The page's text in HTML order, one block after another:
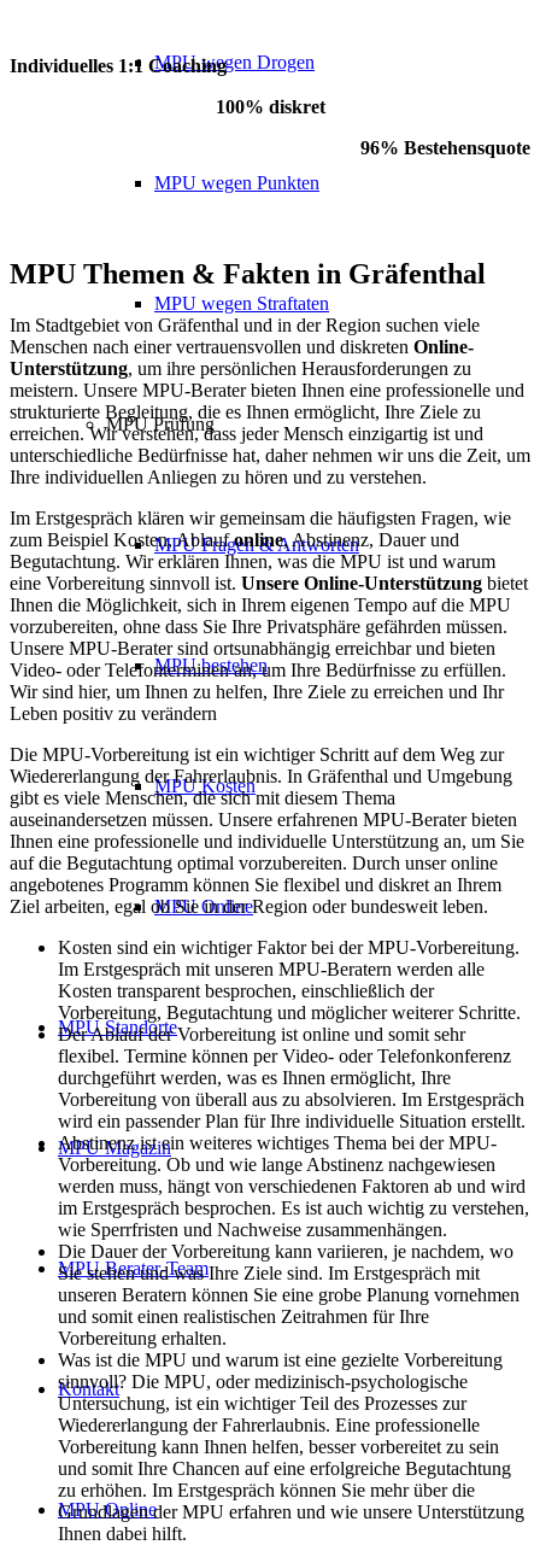
MPU wegen Drogen
MPU wegen Punkten
MPU wegen Straftaten
MPU Prüfung
MPU Fragen & Antworten
MPU bestehen
MPU Kosten
MPU Online
MPU Standorte
MPU Magazin
MPU Berater-Team
Kontakt
MPU Online
Individuelles 1:1 Coaching
100% diskret
96% Bestehensquote
MPU Themen & Fakten in Gräfenthal
Im Stadtgebiet von Gräfenthal und in der Region suchen viele
Menschen nach einer vertrauensvollen und diskreten Online-
Unterstützung, um ihre persönlichen Herausforderungen zu
meistern. Unsere MPU-Berater bieten Ihnen eine professionelle und
strukturierte Begleitung, die es Ihnen ermöglicht, Ihre Ziele zu
erreichen. Wir verstehen, dass jeder Mensch einzigartig ist und
unterschiedliche Bedürfnisse hat, daher nehmen wir uns die Zeit, um
Ihre individuellen Anliegen zu hören und zu verstehen.
Im Erstgespräch klären wir gemeinsam die häufigsten Fragen, wie
zum Beispiel Kosten, Ablaufonline, Abstinenz, Dauer und
Begutachtung. Wir erklären Ihnen, was die MPU ist und warum
eine Vorbereitung sinnvoll ist. Unsere Online-Unterstützung bietet
Ihnen die Möglichkeit, sich in Ihrem eigenen Tempo auf die MPU
vorzubereiten, ohne dass Sie Ihre Privatsphäre gefährden müssen.
Unsere MPU-Berater sind ortsunabhängig erreichbar und bieten
Video- oder Telefonterminen an, um Ihre Bedürfnisse zu erfüllen.
Wir sind hier, um Ihnen zu helfen, Ihre Ziele zu erreichen und Ihr
Leben positiv zu verändern
Die MPU-Vorbereitung ist ein wichtiger Schritt auf dem Weg zur
Wiedererlangung der Fahrerlaubnis. In Gräfenthal und Umgebung
gibt es viele Menschen, die sich mit diesem Thema
auseinandersetzen müssen. Unsere erfahrenen MPU-Berater bieten
Ihnen eine professionelle und individuelle Unterstützung an, um Sie
auf die Begutachtung optimal vorzubereiten. Durch unser online
angebotenes Programm können Sie flexibel und diskret an Ihrem
Ziel arbeiten, egal ob Sie in der Region oder bundesweit leben.
Kosten sind ein wichtiger Faktor bei der MPU-Vorbereitung.
Im Erstgespräch mit unseren MPU-Beratern werden alle
Kosten transparent besprochen, einschließlich der
Vorbereitung, Begutachtung und möglicher weiterer Schritte.
Der Ablauf der Vorbereitung ist online und somit sehr
flexibel. Termine können per Video- oder Telefonkonferenz
durchgeführt werden, was es Ihnen ermöglicht, Ihre
Vorbereitung von überall aus zu absolvieren. Im Erstgespräch
wird ein passender Plan für Ihre individuelle Situation erstellt.
Abstinenz ist ein weiteres wichtiges Thema bei der MPU-
Vorbereitung. Ob und wie lange Abstinenz nachgewiesen
werden muss, hängt von verschiedenen Faktoren ab und wird
im Erstgespräch besprochen. Es ist auch wichtig zu verstehen,
wie Sperrfristen und Nachweise zusammenhängen.
Die Dauer der Vorbereitung kann variieren, je nachdem, wo
Sie stehen und was Ihre Ziele sind. Im Erstgespräch mit
unseren Beratern können Sie eine grobe Planung vornehmen
und somit einen realistischen Zeitrahmen für Ihre
Vorbereitung erhalten.
Was ist die MPU und warum ist eine gezielte Vorbereitung
sinnvoll? Die MPU, oder medizinisch-psychologische
Untersuchung, ist ein wichtiger Teil des Prozesses zur
Wiedererlangung der Fahrerlaubnis. Eine professionelle
Vorbereitung kann Ihnen helfen, besser vorbereitet zu sein
und somit Ihre Chancen auf eine erfolgreiche Begutachtung
zu erhöhen. Im Erstgespräch können Sie mehr über die
Grundlagen der MPU erfahren und wie unsere Unterstützung
Ihnen dabei hilft.